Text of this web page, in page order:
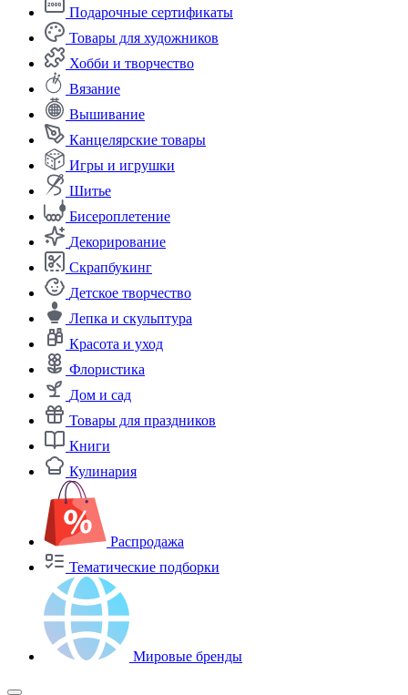
Подарочные сертификаты
Товары для художников
Хобби и творчество
Вязание
Вышивание
Канцелярские товары
Игры и игрушки
Шитье
Бисероплетение
Декорирование
Скрапбукинг
Детское творчество
Лепка и скульптура
Красота и уход
Флористика
Дом и сад
Товары для праздников
Книги
Кулинария
Распродажа
Тематические подборки
Мировые бренды